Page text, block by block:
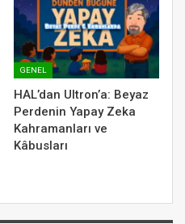
GENEL
HAL’dan Ultron’a: Beyaz
Perdenin Yapay Zeka
Kahramanları ve
Kâbusları